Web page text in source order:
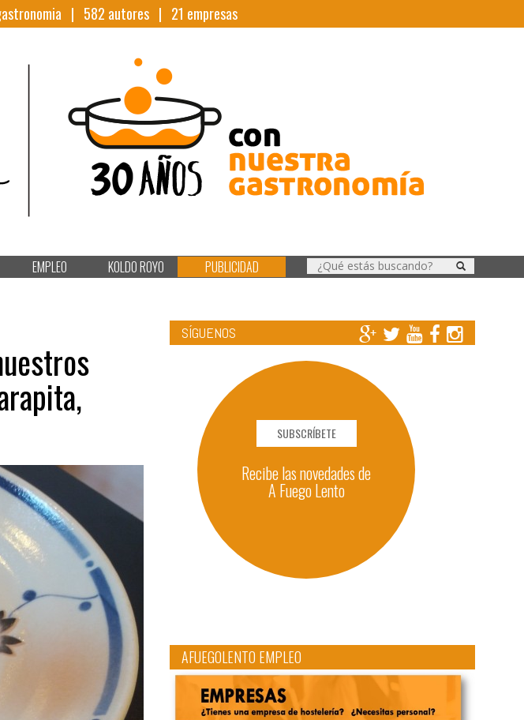
| 582 autores | 21 empresas
EMPLEO KOLDO ROYO PUBLICIDAD
SÍGUENOS
SUBSCRÍBETE
Recibe las novedades de
A Fuego Lento
AFUEGOLENTO EMPLEO